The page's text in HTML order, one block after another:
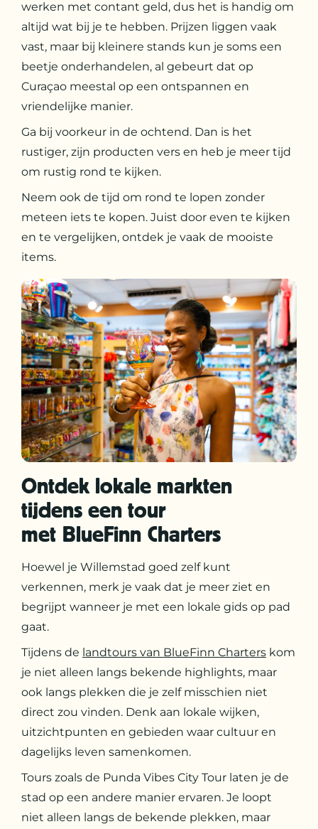
werken met contant geld, dus het is handig om
altijd wat bij je te hebben. Prijzen liggen vaak
vast, maar bij kleinere stands kun je soms een
beetje onderhandelen, al gebeurt dat op
Curaçao meestal op een ontspannen en
vriendelijke manier.
Ga bij voorkeur in de ochtend. Dan is het
rustiger, zijn producten vers en heb je meer tijd
om rustig rond te kijken.
Neem ook de tijd om rond te lopen zonder
meteen iets te kopen. Juist door even te kijken
en te vergelijken, ontdek je vaak de mooiste
items.
Ontdek lokale markten
tijdens een tour
met BlueFinn Charters
Hoewel je Willemstad goed zelf kunt
verkennen, merk je vaak dat je meer ziet en
begrijpt wanneer je met een lokale gids op pad
gaat.
Tijdens de landtours van BlueFinn Charters kom
je niet alleen langs bekende highlights, maar
ook langs plekken die je zelf misschien niet
direct zou vinden. Denk aan lokale wijken,
uitzichtpunten en gebieden waar cultuur en
dagelijks leven samenkomen.
Tours zoals de Punda Vibes City Tour laten je de
stad op een andere manier ervaren. Je loopt
niet alleen langs de bekende plekken, maar